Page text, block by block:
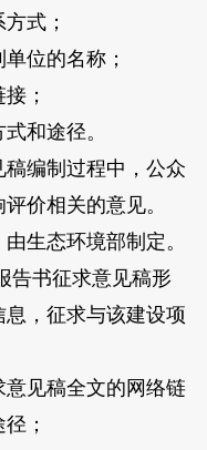
式；
位的名称；
；
和途径。
编制过程中，公众
价相关的意见。
生态环境部制定。
告书征求意见稿形
，征求与该建设项
见稿全文的网络链
；